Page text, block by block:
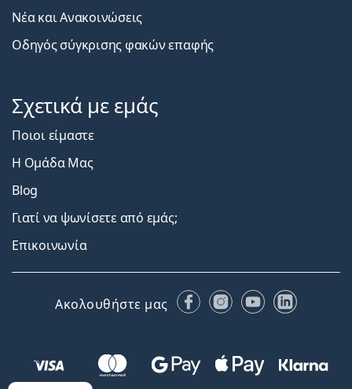
Νέα και Ανακοινώσεις
Οδηγός σύγκρισης φακών επαφής
Σχετικά με εμάς
Ποιοι είμαστε
Η Ομάδα Μας
Blog
Γιατί να ψωνίσετε από εμάς;
Επικοινωνία
Ακολουθήστε μας FacebookInstagram
YouTubeLinkedIn